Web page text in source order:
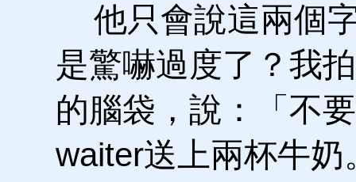
他只會說這兩個
是驚嚇過度了？我
的腦袋，說：「不
waiter送上兩杯牛奶